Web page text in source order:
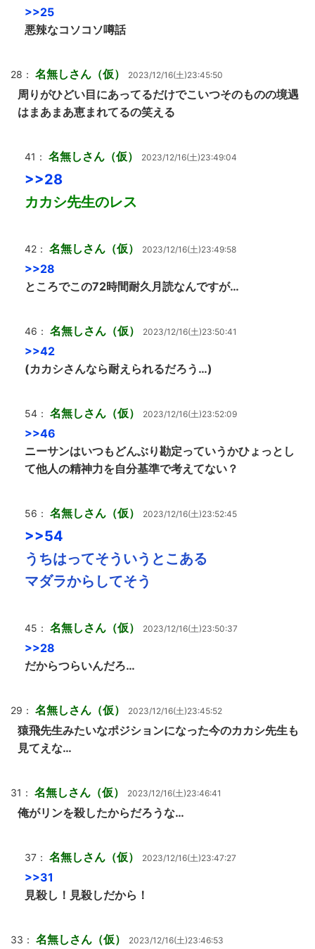
>>25
悪辣なコソコソ噂話
28： 名無しさん（仮） 2023/12/16(土)23:45:50
周りがひどい目にあってるだけでこいつそのものの境遇
はまあまあ恵まれてるの笑える
41： 名無しさん（仮） 2023/12/16(土)23:49:04
>>28
カカシ先生のレス
42： 名無しさん（仮） 2023/12/16(土)23:49:58
>>28
ところでこの72時間耐久月読なんですが…
46： 名無しさん（仮） 2023/12/16(土)23:50:41
>>42
(カカシさんなら耐えられるだろう…)
54： 名無しさん（仮） 2023/12/16(土)23:52:09
>>46
ニーサンはいつもどんぶり勘定っていうかひょっとし
て他人の精神力を自分基準で考えてない？
56： 名無しさん（仮） 2023/12/16(土)23:52:45
>>54
うちはってそういうとこある
マダラからしてそう
45： 名無しさん（仮） 2023/12/16(土)23:50:37
>>28
だからつらいんだろ…
29： 名無しさん（仮） 2023/12/16(土)23:45:52
猿飛先生みたいなポジションになった今のカカシ先生も
見てえな…
31： 名無しさん（仮） 2023/12/16(土)23:46:41
俺がリンを殺したからだろうな…
37： 名無しさん（仮） 2023/12/16(土)23:47:27
>>31
見殺し！見殺しだから！
33： 名無しさん（仮） 2023/12/16(土)23:46:53